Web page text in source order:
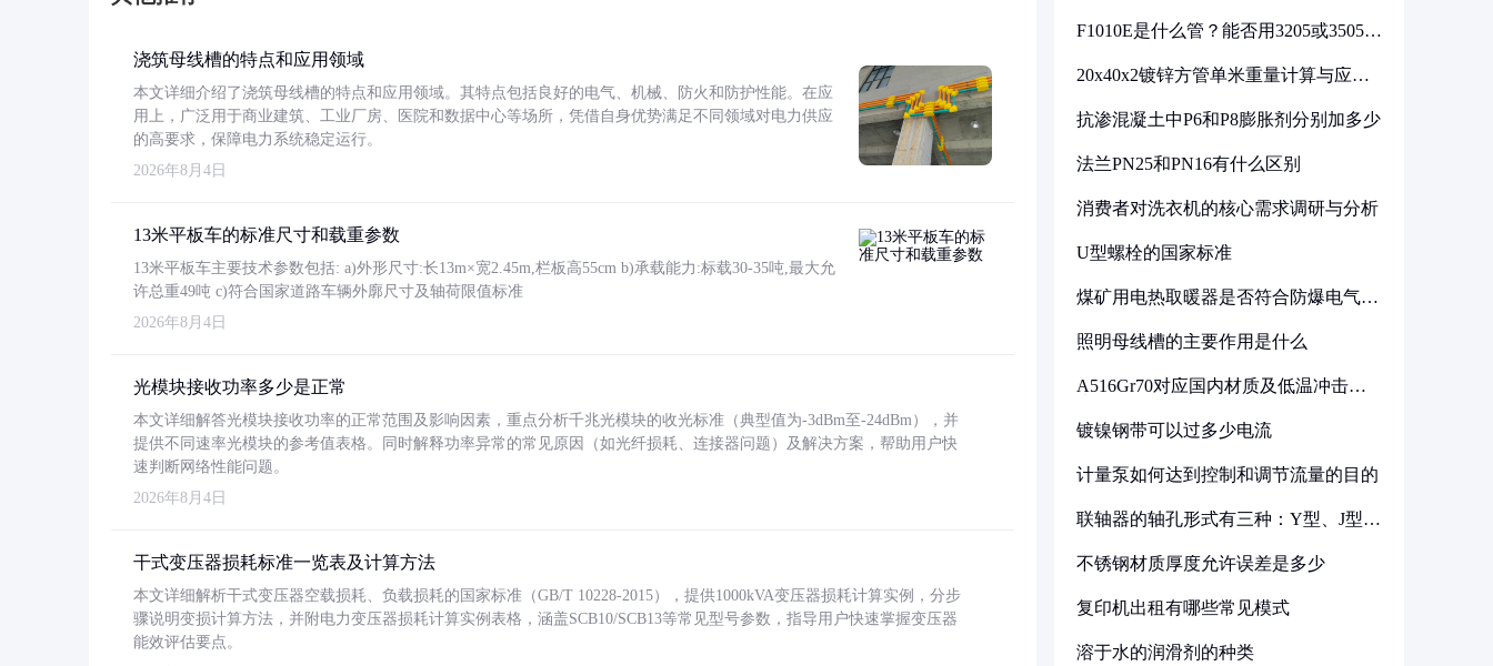
浇筑母线槽的特点和应用领域
本文详细介绍了浇筑母线槽的特点和应用领域。其特点包括良好的电气、机械、防火和防护性能。在应
用上，广泛用于商业建筑、工业厂房、医院和数据中心等场所，凭借自身优势满足不同领域对电力供应
的高要求，保障电力系统稳定运行。
2026年8月4日
13米平板车的标准尺寸和载重参数
13米平板车主要技术参数包括: a)外形尺寸:长13m×宽2.45m,栏板高55cm b)承载能力:标载30-35吨,最大允
许总重49吨 c)符合国家道路车辆外廓尺寸及轴荷限值标准
2026年8月4日
光模块接收功率多少是正常
本文详细解答光模块接收功率的正常范围及影响因素，重点分析千兆光模块的收光标准（典型值为-3dBm至-24dBm），并
提供不同速率光模块的参考值表格。同时解释功率异常的常见原因（如光纤损耗、连接器问题）及解决方案，帮助用户快
速判断网络性能问题。
2026年8月4日
干式变压器损耗标准一览表及计算方法
本文详细解析干式变压器空载损耗、负载损耗的国家标准（GB/T 10228-2015），提供1000kVA变压器损耗计算实例，分步
骤说明变损计算方法，并附电力变压器损耗计算实例表格，涵盖SCB10/SCB13等常见型号参数，指导用户快速掌握变压器
能效评估要点。
F1010E是什么管？能否用3205或3505代
20x40x2镀锌方管单米重量计算与应用
抗渗混凝土中P6和P8膨胀剂分别加多少
法兰PN25和PN16有什么区别
消费者对洗衣机的核心需求调研与分析
U型螺栓的国家标准
煤矿用电热取暖器是否符合防爆电气设
照明母线槽的主要作用是什么
A516Gr70对应国内材质及低温冲击要
镀镍钢带可以过多少电流
计量泵如何达到控制和调节流量的目的
联轴器的轴孔形式有三种：Y型、J型、
不锈钢材质厚度允许误差是多少
复印机出租有哪些常见模式
溶于水的润滑剂的种类